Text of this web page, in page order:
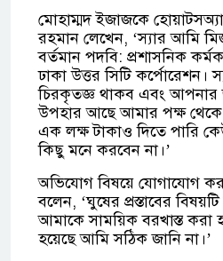
মোহাম্মদ ইজাজকে
রহমান লেখেন, ‘স্যার আমি
বর্তমান পদবি: প্রশাসনিক
ঢাকা উত্তর সিটি কর্পোরেশন।
চিরকৃতজ্ঞ থাকব এবং আপনার
উপহার আছে আমার পক্ষ
এক লক্ষ টাকাও দিতে পারি
কিছু মনে করবেন না।’
অভিযোগ বিষয়ে যোগাযোগ
বলেন, ‘ঘুষের প্রস্তাবের
আমাকে সাময়িক বরখাস্ত করা
হয়েছে আমি সঠিক জানি না।’